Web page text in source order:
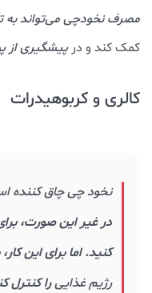
مصرف نخودچی می‌تواند به
کمک کند و درپیشگیری از
کالری و کربوهیدرات
نخود چی چاق کننده
در غیر این صورت،
کنید. اما برای این
رژیم غذاییرا کنترل